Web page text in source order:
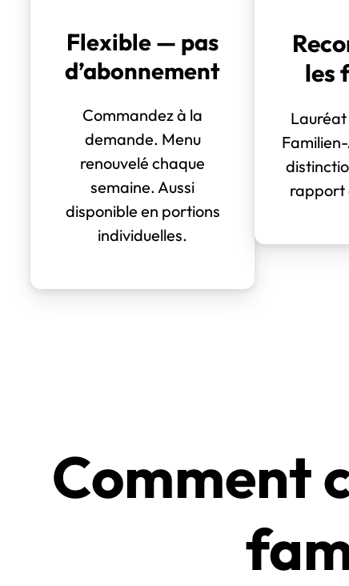
Flexible — pas
d’abonnement
Commandez à la
demande. Menu
renouvelé chaque
semaine. Aussi
disponible en portions
individuelles.
les
Lauréat
rapport
Comment